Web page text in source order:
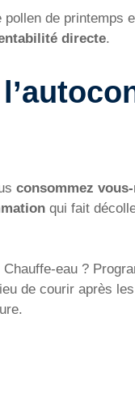
de
directe.
consommez
qui fait
eau ?
de courir après